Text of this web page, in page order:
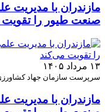
مازندران با مدیریت
صنعت طیور را
۱۳ مرداد ۱۴۰۵
سرپرست سازمان جهاد
مازندران با مدیریت